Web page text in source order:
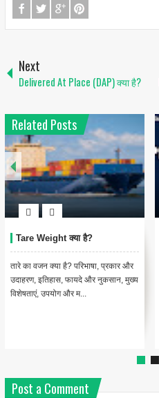
Next
Delivered At Place (DAP) क्या है?
Related Posts
Shipping में Vessel क्या है?
शिपिंग में जहाज क्या है? [What is Vessel
in Shipping ? In Hindi]शिपिंग के संदर्भ
में, एक "Vessel" एक...
Post a Comment